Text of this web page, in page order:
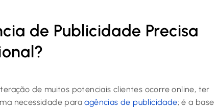
de Publicidade Precisa
de muitos potenciais clientes ocorre online, ter
necessidade paraagências de publicidade; é a base